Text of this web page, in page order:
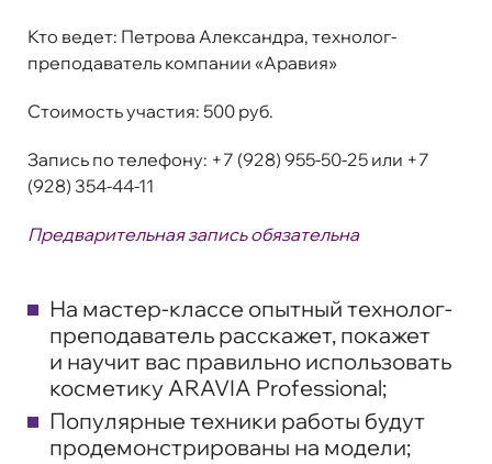
Кто ведет: Петрова Александра, технолог-
преподаватель компании «Аравия»
Стоимость участия: 500 руб.
Запись по телефону: +7 (928) 955-50-25 или +7
(928) 354-44-11
Предварительная запись обязательна
На мастер-классе опытный технолог-
преподаватель расскажет, покажет
и научит вас правильно использовать
косметику ARAVIA Professional;
Популярные техники работы будут
продемонстрированы на модели;